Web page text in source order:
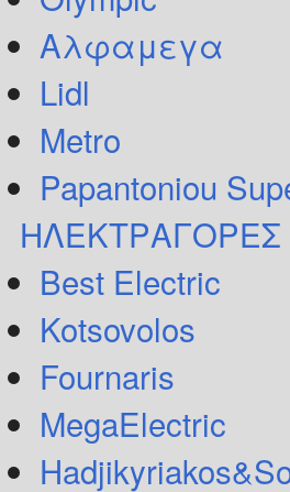
Αλφαμεγα
Lidl
Metro
Papantoniou
ΗΛΕΚΤΡΑΓΟΡΕΣ
Best Electric
Kotsovolos
Fournaris
MegaElectric